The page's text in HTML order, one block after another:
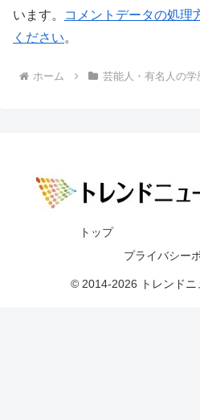
います。
コメントデータの処理
ください。
ホーム 芸能人・有名人の学
トップ
プライバシー
© 2014-2026 トレンドニ